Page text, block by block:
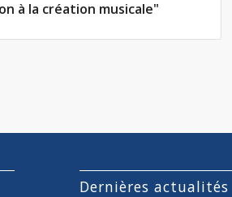
à la création musicale"
Dernières actualités